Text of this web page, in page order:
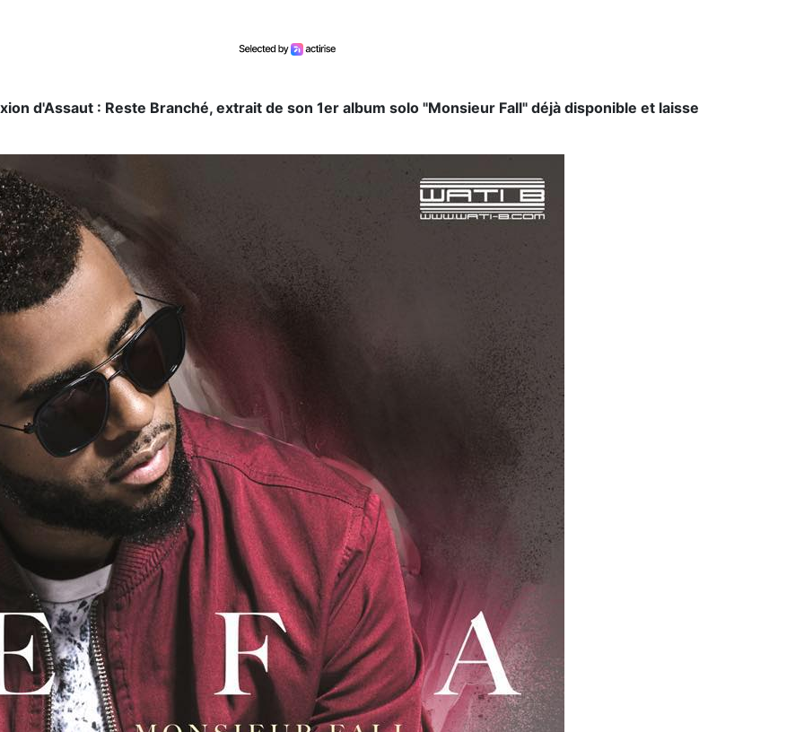
d'Assaut : Reste Branché, extrait de son 1er album solo "Monsieur Fall" déjà disponible et laisse